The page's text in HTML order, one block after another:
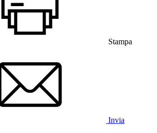
Stampa
Invia